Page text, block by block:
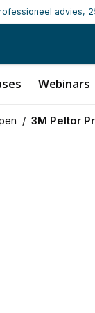
advies,
Webinars
/ 3M Peltor